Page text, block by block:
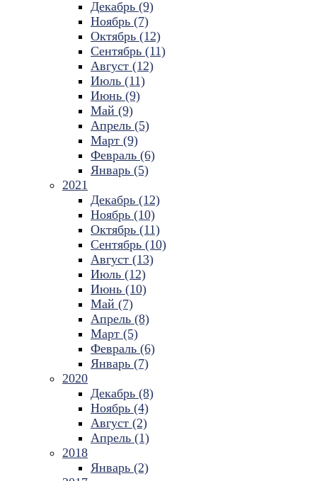
Декабрь (9)
Ноябрь (7)
Октябрь (12)
Сентябрь (11)
Август (12)
Июль (11)
Июнь (9)
Май (9)
Апрель (5)
Март (9)
Февраль (6)
Январь (5)
2021
Декабрь (12)
Ноябрь (10)
Октябрь (11)
Сентябрь (10)
Август (13)
Июль (12)
Июнь (10)
Май (7)
Апрель (8)
Март (5)
Февраль (6)
Январь (7)
2020
Декабрь (8)
Ноябрь (4)
Август (2)
Апрель (1)
2018
Январь (2)